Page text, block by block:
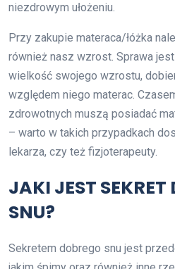
niezdrowym ułożeniu.
Przy zakupie materaca/łóżka
również nasz wzrost. Sprawa
wielkość swojego wzrostu,
względem niego materac.
zdrowotnych muszą posiadać
– warto w takich przypadkach
lekarza, czy też fizjoterapeuty.
JAKI JEST SEKRET
SNU?
Sekretem dobrego snu jest